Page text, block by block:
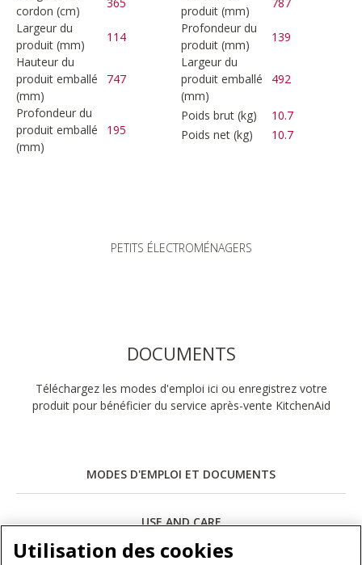
cordon (cm)
produit (mm)
Largeur du
produit (mm)
114
Profondeur du
produit (mm)
139
Hauteur du
produit emballé
(mm)
747
Largeur du
produit emballé
(mm)
492
Profondeur du
produit emballé
(mm)
195
Poids brut (kg)
10.7
Poids net (kg)
10.7
PETITS ÉLECTROMÉNAGERS
DOCUMENTS
Téléchargez les modes d'emploi ici ou enregistrez votre
produit pour bénéficier du service après-vente KitchenAid
MODES D'EMPLOI ET DOCUMENTS
USE AND CARE
Télécharger
Utilisation des cookies